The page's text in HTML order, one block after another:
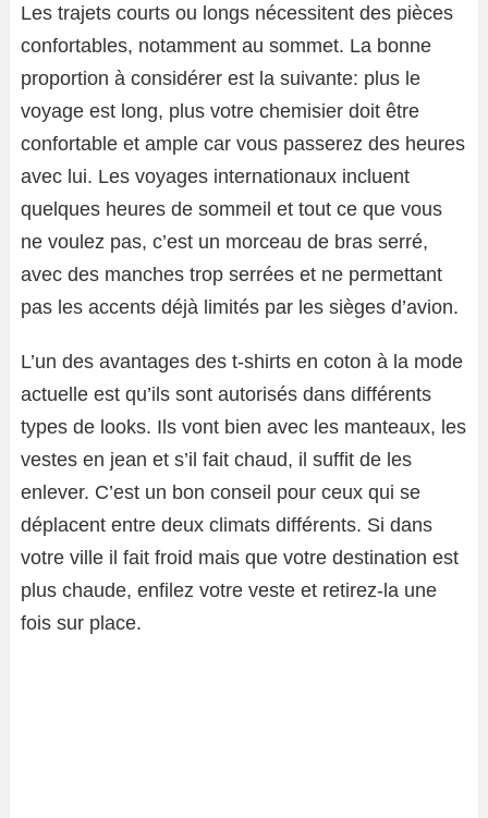
Les trajets courts ou longs nécessitent des pièces
confortables, notamment au sommet. La bonne
proportion à considérer est la suivante: plus le
voyage est long, plus votre chemisier doit être
confortable et ample car vous passerez des heures
avec lui. Les voyages internationaux incluent
quelques heures de sommeil et tout ce que vous
ne voulez pas, c’est un morceau de bras serré,
avec des manches trop serrées et ne permettant
pas les accents déjà limités par les sièges d’avion.
L’un des avantages des t-shirts en coton à la mode
actuelle est qu’ils sont autorisés dans différents
types de looks. Ils vont bien avec les manteaux, les
vestes en jean et s’il fait chaud, il suffit de les
enlever. C’est un bon conseil pour ceux qui se
déplacent entre deux climats différents. Si dans
votre ville il fait froid mais que votre destination est
plus chaude, enfilez votre veste et retirez-la une
fois sur place.